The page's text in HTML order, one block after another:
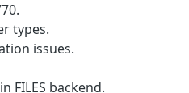
types.
issues.
FILES backend.